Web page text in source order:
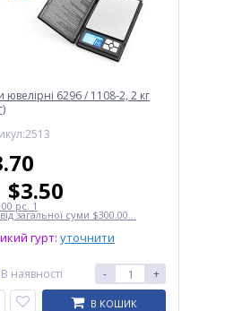
ювелірні 6296 / 1108-2, 2 кг
$3.50
pc. 1
загальної суми $300.00...
гурт: уточнити
В наявності - +
В КОШИК